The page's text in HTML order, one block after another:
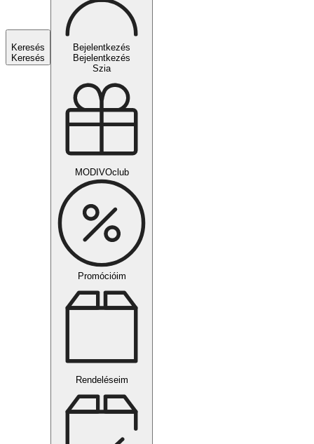
Keresés
Keresés
Bejelentkezés
Bejelentkezés
Szia
MODIVOclub
Promócióim
Rendeléseim